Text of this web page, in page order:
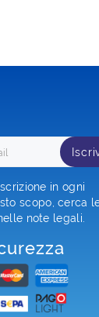
in ogni
scopo, cerca
note legali.